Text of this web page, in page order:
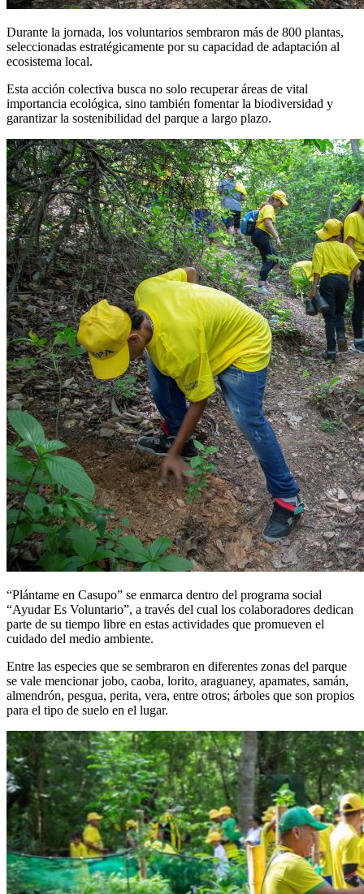
Durante la jornada, los voluntarios sembraron más de 800 plantas,
seleccionadas estratégicamente por su capacidad de adaptación al
ecosistema local.
Esta acción colectiva busca no solo recuperar áreas de vital
importancia ecológica, sino también fomentar la biodiversidad y
garantizar la sostenibilidad del parque a largo plazo.
“Plántame en Casupo” se enmarca dentro del programa social
“Ayudar Es Voluntario”, a través del cual los colaboradores dedican
parte de su tiempo libre en estas actividades que promueven el
cuidado del medio ambiente.
Entre las especies que se sembraron en diferentes zonas del parque
se vale mencionar jobo, caoba, lorito, araguaney, apamates, samán,
almendrón, pesgua, perita, vera, entre otros; árboles que son propios
para el tipo de suelo en el lugar.